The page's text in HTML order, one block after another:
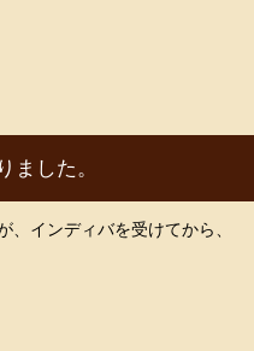
ました。
、インディバを受けてから、